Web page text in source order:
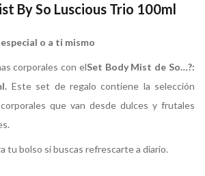
By So Luscious Trio 100ml
o a ti mismo
corporales con elSet Body Mist de So…?:
Este set de regalo contiene la selección
que van desde dulces y frutales
tu bolso si buscas refrescarte a diario.